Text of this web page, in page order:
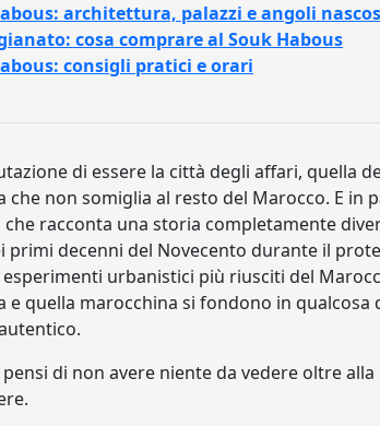
architettura, palazzi e angoli
cosa comprare al Souk Habous
consigli pratici e orari
di essere la città degli affari, quella
non somiglia al resto del Marocco. E in
che racconta una storia completamente
primi decenni del Novecento durante il
urbanistici più riusciti del
quella marocchina si fondono in qualcosa
pensi di non avere niente da vedere oltre